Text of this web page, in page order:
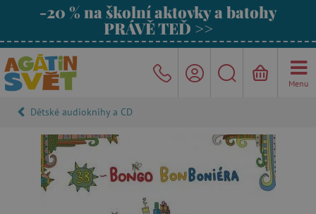
-20 % na školní aktovky a batohy
PRÁVĚ TEĎ >>
Menu
Dětské audioknihy a CD